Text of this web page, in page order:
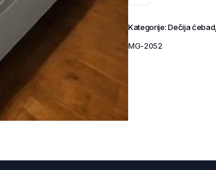
Kategorije:Dečija ćebad,
MG-2052